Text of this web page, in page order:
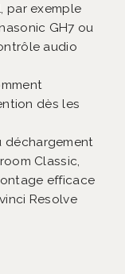
par exemple
GH7 ou
audio
dès les
déchargement
Classic,
efficace
Resolve